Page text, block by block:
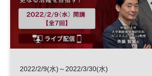
2022/2/9(水)～2022/3/30(水)